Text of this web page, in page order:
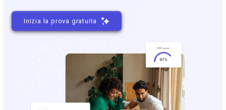
Inizia la prova gratuita